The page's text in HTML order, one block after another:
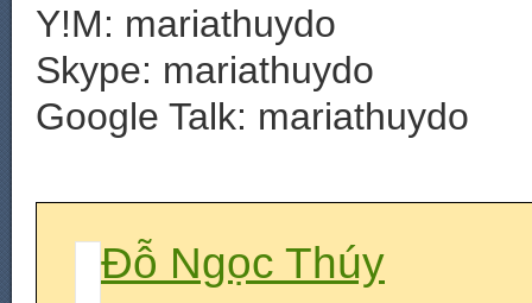
Y!M: mariathuydo
Skype: mariathuydo
Google Talk: mariathuydo
Đỗ Ngọc Thúy